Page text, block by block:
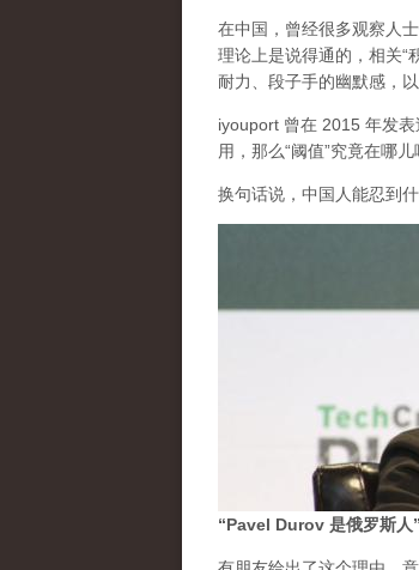
在中国，曾经很多观察人
理论上是说得通的，相关“
耐力、段子手的幽默感，
iyouport 曾在 2015 年发
用，那么“阈值”究竟在哪儿
换句话说，中国人能忍到
“Pavel Durov 是俄罗斯人”